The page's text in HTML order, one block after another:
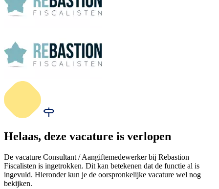
Helaas, deze vacature is verlopen
De vacature Consultant / Aangiftemedewerker bij Rebastion
Fiscalisten is ingetrokken. Dit kan betekenen dat de functie al is
ingevuld. Hieronder kun je de oorspronkelijke vacature wel nog
bekijken.